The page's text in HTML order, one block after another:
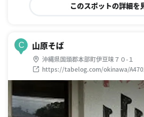
このスポットの詳細を
C 山原そば
沖縄県国頭郡本部町伊豆味７０-１
https://tabelog.com/okinawa/